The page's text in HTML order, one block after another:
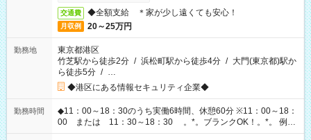
交通費 ◆全額支給 ＊家が少し遠くても安心！
月収例 20～25万円
勤務地
東京都港区
竹芝駅から徒歩2分 / 浜松町駅から徒歩4分 / 大門(東京都)駅か
ら徒歩5分 / …
◆港区にある情報セキュリティ企業◆
勤務時間
◆11：00～18：30のうち実働6時間、休憩60分 ※11：00～18：
00 または 11：30～18：30 。*。ブランクOK！。*。 例え
ば前職が、 在宅/財団法人/事務/コールセンター/受付/販売/カフェ